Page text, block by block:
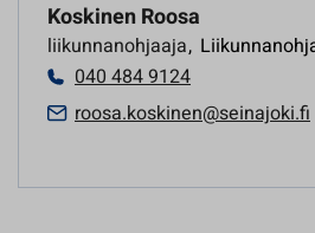
Koskinen Roosa
liikunnanohjaaja,
040 484 9124
roosa.koskinen@seinajoki.fi